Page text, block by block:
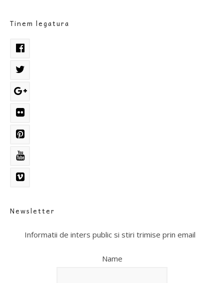
Tinem legatura
Newsletter
Informatii de inters public si stiri trimise prin email
Name